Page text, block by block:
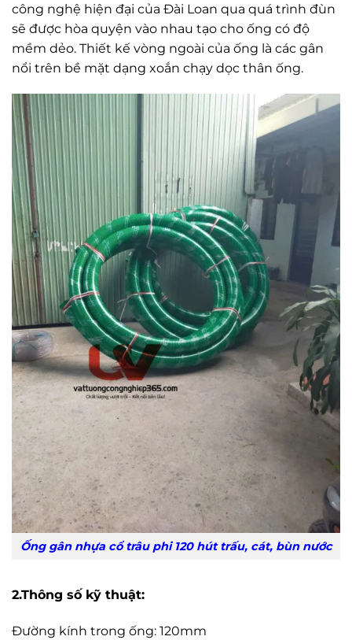
công nghệ hiện đại của Đài Loan qua quá trình đùn
sẽ được hòa quyện vào nhau tạo cho ống có độ
mềm dẻo. Thiết kế vòng ngoài của ống là các gân
nổi trên bề mặt dạng xoắn chạy dọc thân ống.
Ống gân nhựa cổ trâu phi 120 hút trấu, cát, bùn nước
2.Thông số kỹ thuật:
Đường kính trong ống: 120mm